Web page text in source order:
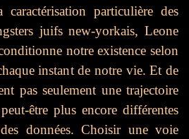
particulière des
juifs new-yorkais, Leone
notre existence selon
instant de notre vie. Et de
pas seulement une trajectoire
être plus encore différentes
données. Choisir une voie